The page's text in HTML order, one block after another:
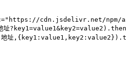
="https://cdn.jsdelivr.net/npm/
址
址